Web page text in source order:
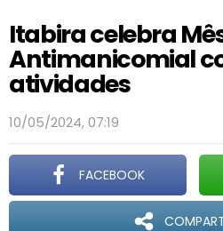
Itabira celebra
Antimanicomial
atividades
10/05/2024, 07:19
FACEBOOK